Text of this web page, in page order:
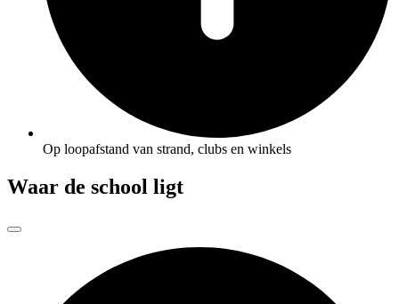
Op loopafstand van strand, clubs en winkels
Waar de school ligt